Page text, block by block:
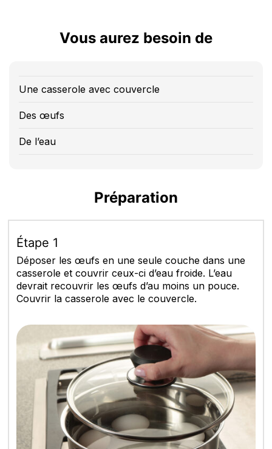
Vous aurez besoin de
Une casserole avec couvercle
Des œufs
De l’eau
Préparation
Étape 1
Déposer les œufs en une seule couche dans une
casserole et couvrir ceux-ci d’eau froide. L’eau
devrait recouvrir les œufs d’au moins un pouce.
Couvrir la casserole avec le couvercle.